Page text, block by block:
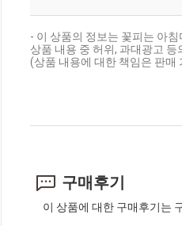
- 이 상품의 정보는 꽃피는 아
상품 내용 중 허위, 과대광고
(상품 내용에 대한 책임은 판
구매후기
이 상품에 대한 구매후기는